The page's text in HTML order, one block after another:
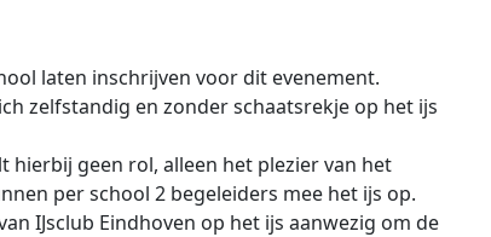
laten inschrijven voor dit evenement.
zelfstandig en zonder schaatsrekje op het ijs
hierbij geen rol, alleen het plezier van het
per school 2 begeleiders mee het ijs op.
IJsclub Eindhoven op het ijs aanwezig om de